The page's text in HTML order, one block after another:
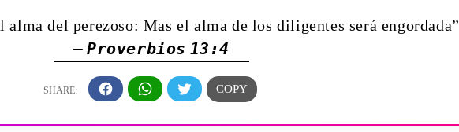
alma del perezoso: Mas el alma de los diligentes será engordada”
— Proverbios 13:4